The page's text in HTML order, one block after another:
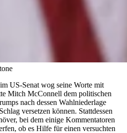
US-Senat wog seine Worte mit
Mitch McConnell dem politischen
nach dessen Wahlniederlage
versetzen können. Stattdessen
bei dem einige Kommentatoren
ob es Hilfe für einen versuchten